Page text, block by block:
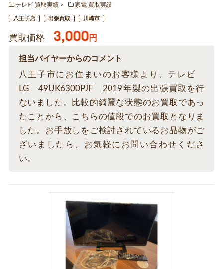
テレビ 買取実績
家電 買取実績
八王子店 出張買取 川崎市
買取価格 3,000円
担当バイヤーからのコメント
八王子市にお住まいのお客様より、テレビ
LG 49UK6300PJF 2019年製の出張買取を行
ないました。比較的綺麗な状態のお買取であっ
たことから、こちらの値段でのお買取となりま
した。お手放しをご検討されているお品物がご
ざいましたら、お気軽にお問い合わせくださ
い。